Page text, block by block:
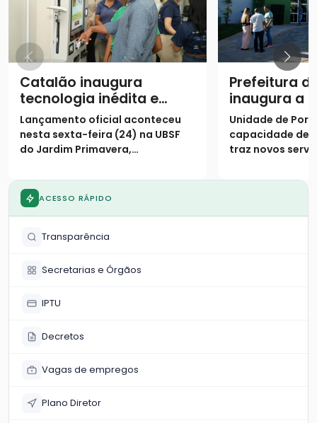
Catalão inaugura
tecnologia inédita e
assume posição de
destaque na saúde
digital no SUS
Lançamento oficial aconteceu
nesta sexta-feira (24) na UBSF
do Jardim Primavera,
o primeiro do país a receber o
projeto de triagem digital
Prefeitura
inaugura a
Unidade
Saúde da
Fayad
Unidade de
capacidade de
traz novos
Primavera e
ACESSO RÁPIDO
Transparência
Secretarias e Órgãos
IPTU
Decretos
Vagas de empregos
Plano Diretor